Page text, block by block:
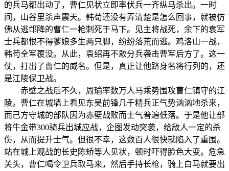
的兵马都出动了，曹仁见状立即率伏兵一齐纵马杀出。一时
间，山谷里杀声震天。韩荀还没有弄清楚是怎么回事，就被仿
佛从逃邙降的曹仁一枪刺死于马下。见主将战死，余下的袁军
士兵都恨不得爹娘多生两只脚，纷纷落荒而逃。鸡洛山一战，
韩苟全军覆没。从此，袁绍再不敢分兵袭击曹军后方了。这一
仗，打出了曹仁的威名。但是，真正让他跻身名将行列的，还
是江陵保卫战。
赤壁之战后不久，周瑜率数万人马乘势围攻曹仁镇守的江
陵。曹仁在城墙上看见东吴前锋几千精兵正气势汹汹地杀来，
而己方守城的部队因为赤壁战败而士气普遍低落。于是他让部
将牛金带300骑兵出城应战，企图发动突袭，给敌人一定的杀
伤，从而提升士气。但很不幸，这数百人很快就陷入了重围。
站在城上观战的长史陈矫等人见状，顿时吓得脸色大变。危急
关头，曹仁喝令卫兵取马来，然后手持长枪，骑上白马就要出